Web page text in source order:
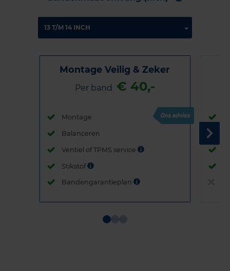
Montage Veilig & Zeker
Per band € 40,-
Montage
Balanceren
Ventiel of TPMS service
Stikstof
Bandengarantieplan